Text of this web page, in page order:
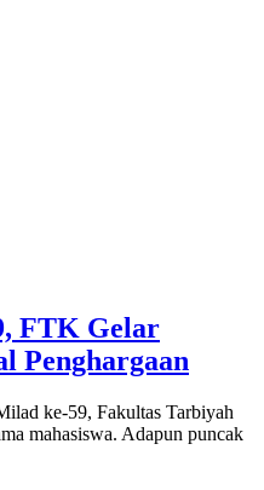
FTK Gelar
Penghargaan
ke-59, Fakultas Tarbiyah
mahasiswa. Adapun puncak